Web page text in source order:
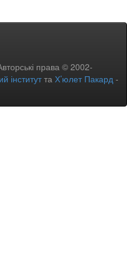
права © 2002-
інститутта Х’юлет Пакард -